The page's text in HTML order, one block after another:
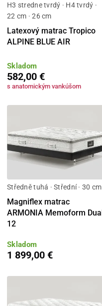
H3 stredne tvrdý · H4 tvrdý ·
22 cm · 26 cm
Latexový matrac Tropico
ALPINE BLUE AIR
Skladom
582,00 €
s anatomickým vankúšom
Středně tuhá · Střední · 30 cm
Magniflex matrac
ARMONIA Memoform Dual
12
Skladom
1 899,00 €